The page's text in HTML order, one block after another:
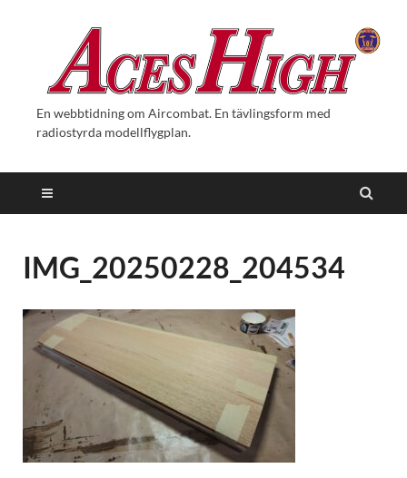
En webbtidning om Aircombat. En tävlingsform med
radiostyrda modellflygplan.
IMG_20250228_204534